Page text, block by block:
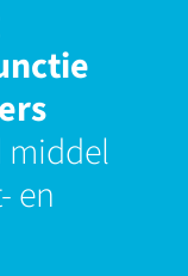
middel
en